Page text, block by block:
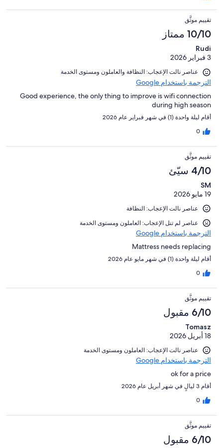
تقييم موثَّق
10/10 ممتاز
Rudi
3 فبراير 2026
عناصر نالت الإعجاب: ⁦النظافة⁩ و⁦العاملون ومستوى الخدمة⁩
الترجمة باستخدام Google
Good experience, the only thing to improve is wifi connection
during high season
أقام ليلة واحدة (1) في شهر فبراير عام 2026
0
تقييم موثَّق
4/10 سيّئ
SM
19 مايو 2026
عناصر نالت الإعجاب: النظافة
عناصر لم تنل الإعجاب: العاملون ومستوى الخدمة
الترجمة باستخدام Google
Mattress needs replacing
أقام ليلة واحدة (1) في شهر مايو عام 2026
0
تقييم موثَّق
6/10 مقبول
Tomasz
18 أبريل 2026
عناصر نالت الإعجاب: العاملون ومستوى الخدمة
الترجمة باستخدام Google
ok for a price
أقام 3 ليالٍ في شهر أبريل عام 2026
0
تقييم موثَّق
6/10 مقبول